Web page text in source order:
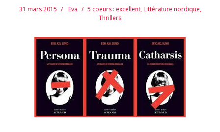
31 mars 2015 Eva 5 coeurs : excellent,Littérature nordique,
Thrillers